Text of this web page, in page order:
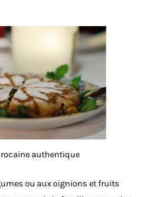
authentique
ou aux oignions et fruits